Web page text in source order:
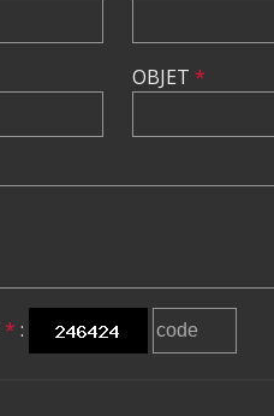
OBJET *
* :